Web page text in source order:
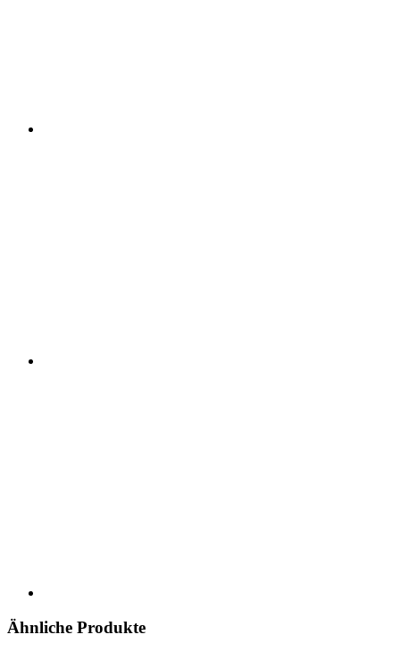
Ähnliche Produkte